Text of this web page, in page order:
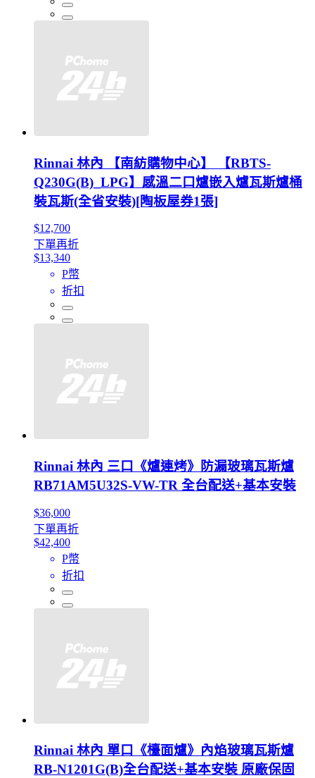
Rinnai 林內 【南紡購物中心】 【RBTS-
Q230G(B)_LPG】感溫二口爐嵌入爐瓦斯爐桶
裝瓦斯(全省安裝)[陶板屋券1張]
$12,700
下單再折
$13,340
P幣
折扣
Rinnai 林內 三口《爐連烤》防漏玻璃瓦斯爐
RB71AM5U32S-VW-TR 全台配送+基本安裝
$36,000
下單再折
$42,400
P幣
折扣
Rinnai 林內 單口《檯面爐》內焰玻璃瓦斯爐
RB-N1201G(B)全台配送+基本安裝 原廠保固